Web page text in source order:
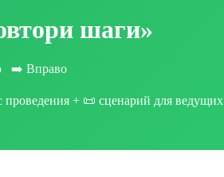
шаги»
➡️ Вправо
+ 📜 сценарий для ведущих